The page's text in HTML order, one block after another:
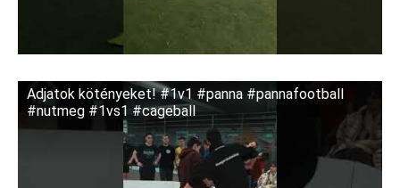
Adjatok kötényeket! #1v1 #panna #pannafootball
#nutmeg #1vs1 #cageball